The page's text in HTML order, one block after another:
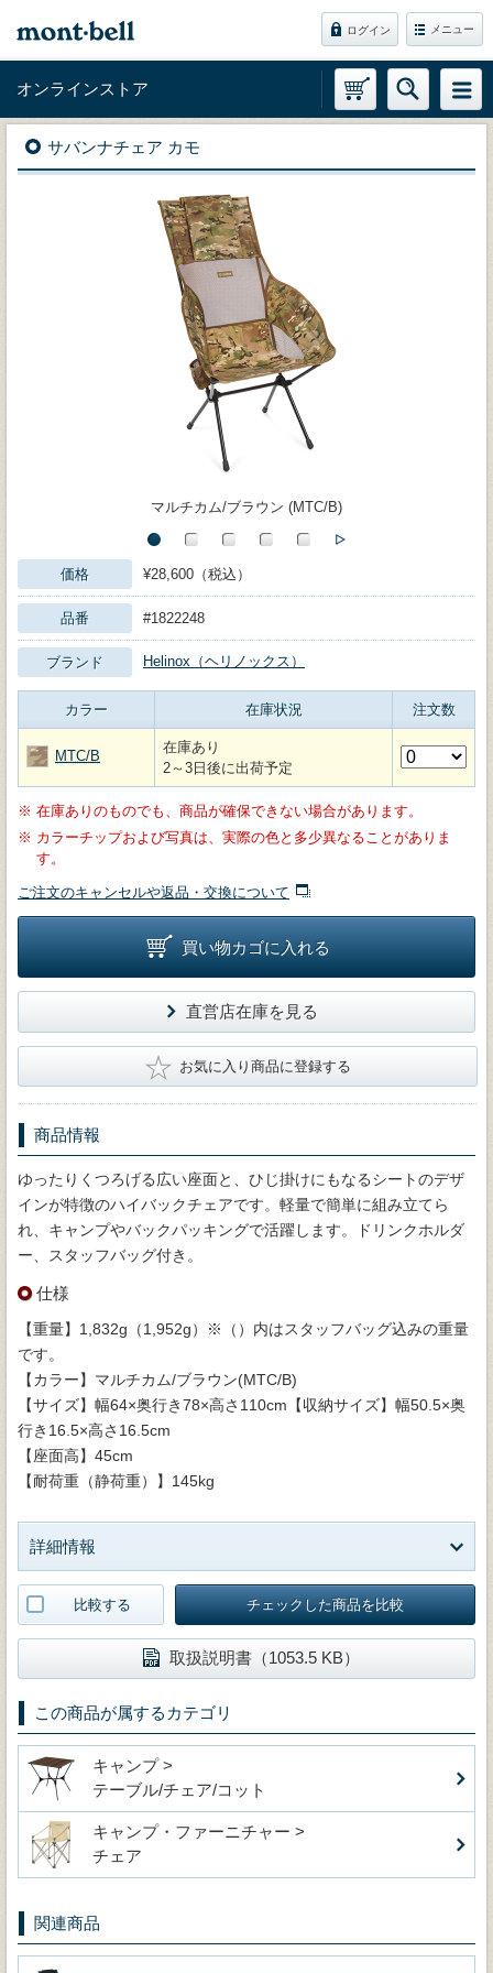
ログイン メニュー
オンラインストア
サバンナチェア カモ
マルチカム/ブラウン (MTC/B)
価格 ¥28,600（税込）
品番 #1822248
ブランド Helinox（ヘリノックス）
カラー 在庫状況 注文数
MTC/B
在庫あり
2～3日後に出荷予定
※ 在庫ありのものでも、商品が確保できない場合があります。
※ カラーチップおよび写真は、実際の色と多少異なることがありま
す。
ご注文のキャンセルや返品・交換について
買い物カゴに入れる
直営店在庫を見る
★ お気に入り商品に登録する
商品情報
ゆったりくつろげる広い座面と、ひじ掛けにもなるシートのデザ
インが特徴のハイバックチェアです。軽量で簡単に組み立てら
れ、キャンプやバックパッキングで活躍します。ドリンクホルダ
ー、スタッフバッグ付き。
仕様
【重量】1,832g（1,952g）※（）内はスタッフバッグ込みの重量
です。
【カラー】マルチカム/ブラウン(MTC/B)
【サイズ】幅64×奥行き78×高さ110cm【収納サイズ】幅50.5×奥
行き16.5×高さ16.5cm
【座面高】45cm
【耐荷重（静荷重）】145kg
詳細情報
比較する チェックした商品を比較
取扱説明書（1053.5 KB）
この商品が属するカテゴリ
キャンプ >
テーブル/チェア/コット
キャンプ・ファーニチャー >
チェア
関連商品